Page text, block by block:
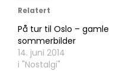
Relatert
På tur til Oslo – gamle
sommerbilder
14. juni 2014
i "Nostalgi"